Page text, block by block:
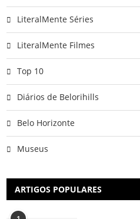
LiteralMente Séries
LiteralMente Filmes
Top 10
Diários de Belorihills
Belo Horizonte
Museus
ARTIGOS POPULARES